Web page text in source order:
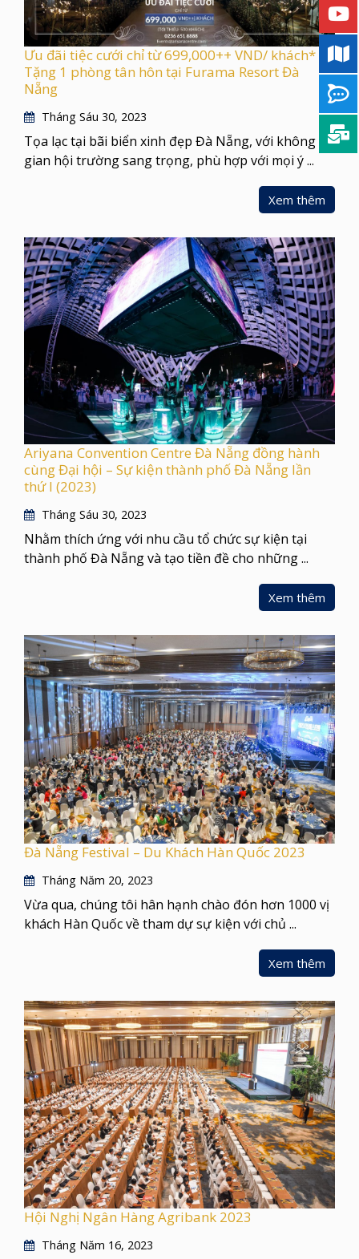
Ưu đãi tiệc cưới chỉ từ 699,000++ VND/ khách* |
Tặng 1 phòng tân hôn tại Furama Resort Đà
Nẵng
Tháng Sáu 30, 2023
Tọa lạc tại bãi biển xinh đẹp Đà Nẵng, với không
gian hội trường sang trọng, phù hợp với mọi ý ...
Xem thêm
Ariyana Convention Centre Đà Nẵng đồng hành
cùng Đại hội – Sự kiện thành phố Đà Nẵng lần
thứ I (2023)
Tháng Sáu 30, 2023
Nhằm thích ứng với nhu cầu tổ chức sự kiện tại
thành phố Đà Nẵng và tạo tiền đề cho những ...
Xem thêm
Đà Nẵng Festival – Du Khách Hàn Quốc 2023
Tháng Năm 20, 2023
Vừa qua, chúng tôi hân hạnh chào đón hơn 1000 vị
khách Hàn Quốc về tham dự sự kiện với chủ ...
Xem thêm
Hội Nghị Ngân Hàng Agribank 2023
Tháng Năm 16, 2023